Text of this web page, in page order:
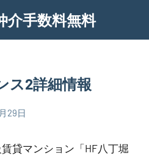
介手数料無料
ス2詳細情報
29日
貸マンション「HF八丁堀